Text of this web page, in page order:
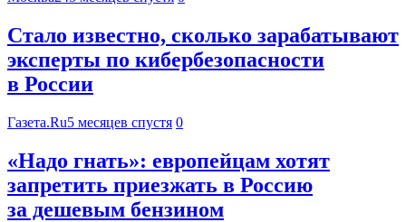
Стало известно, сколько зарабатывают
эксперты по кибербезопасности
в России
Газета.Ru5 месяцев спустя 0
«Надо гнать»: европейцам хотят
запретить приезжать в Россию
за дешевым бензином